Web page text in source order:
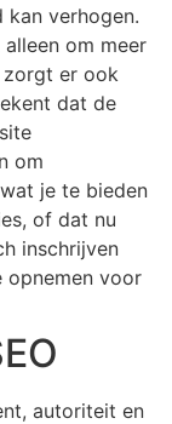
verhogen.
om meer
zorgt er ook
dat de
om
je te bieden
of dat nu
inschrijven
opnemen voor
autoriteit en